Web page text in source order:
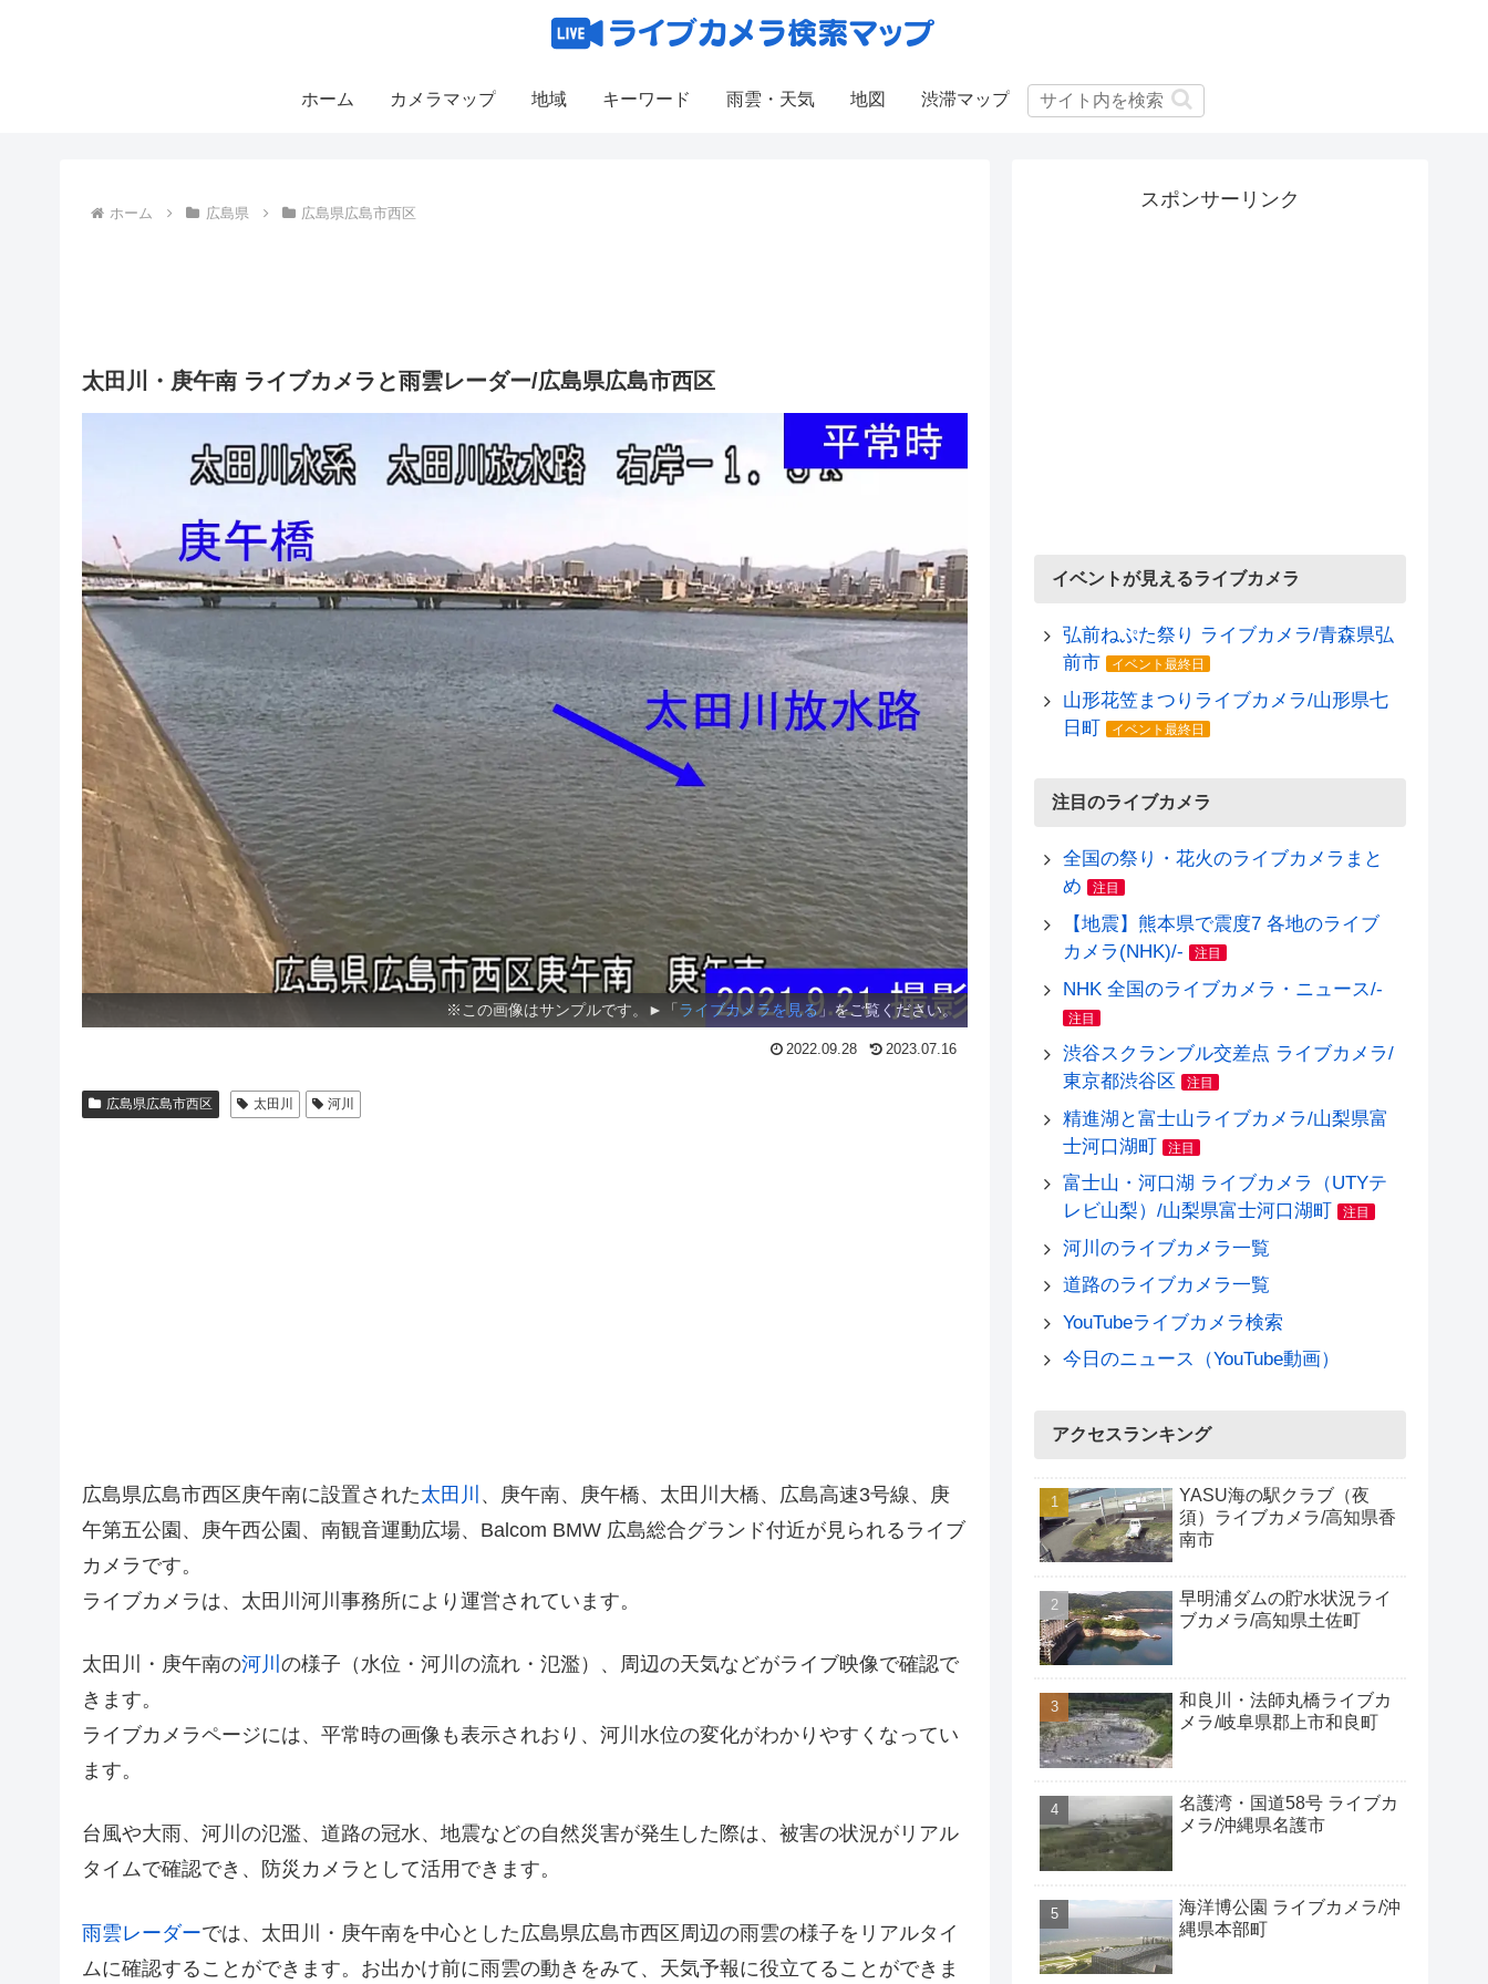
ホーム カメラマップ 地域 キーワード 雨雲・天気 地図 渋滞マップ
ホーム 広島県 広島県広島市西区
太田川・庚午南 ライブカメラと雨雲レーダー/広島県広島市西区
※この画像はサンプルです。►「 ライブカメラを見る」をご覧ください。
2022.09.28 2023.07.16
広島県広島市西区 太田川 河川
広島県広島市西区庚午南に設置された太田川 、庚午南、庚午橋、太田川大橋、広島高速3号線、庚
午第五公園、庚午西公園、南観音運動広場、Balcom BMW 広島総合グランド付近が見られるライブ
カメラです。
ライブカメラは、太田川河川事務所により運営されています。
太田川・庚午南の河川 の様子（水位・河川の流れ・氾濫）、周辺の天気などがライブ映像で確認で
きます。
ライブカメラページには、平常時の画像も表示されおり、河川水位の変化がわかりやすくなってい
ます。
台風や大雨、河川の氾濫、道路の冠水、地震などの自然災害が発生した際は、被害の状況がリアル
タイムで確認でき、防災カメラとして活用できます。
雨雲レーダーでは、太田川・庚午南を中心とした広島県広島市西区周辺の雨雲の様子をリアルタイ
ムに確認することができます。お出かけ前に雨雲の動きをみて、天気予報に役立てることができま
スポンサーリンク
イベントが見えるライブカメラ
弘前ねぷた祭り ライブカメラ/青森県弘
前市
イベント最終日
山形花笠まつりライブカメラ/山形県七
日町
イベント最終日
注目のライブカメラ
全国の祭り・花火のライブカメラまと
め
注目
【地震】熊本県で震度7 各地のライブ
カメラ(NHK)/-
注目
NHK 全国のライブカメラ・ニュース/-
注目
渋谷スクランブル交差点 ライブカメラ/
東京都渋谷区
注目
精進湖と富士山ライブカメラ/山梨県富
士河口湖町
注目
富士山・河口湖 ライブカメラ（UTYテ
レビ山梨）/山梨県富士河口湖町
注目
河川のライブカメラ一覧
道路のライブカメラ一覧
YouTubeライブカメラ検索
今日のニュース（YouTube動画）
アクセスランキング
YASU海の駅クラブ（夜
須）ライブカメラ/高知県香
南市
早明浦ダムの貯水状況ライ
ブカメラ/高知県土佐町
和良川・法師丸橋ライブカ
メラ/岐阜県郡上市和良町
名護湾・国道58号 ライブカ
メラ/沖縄県名護市
海洋博公園 ライブカメラ/沖
縄県本部町